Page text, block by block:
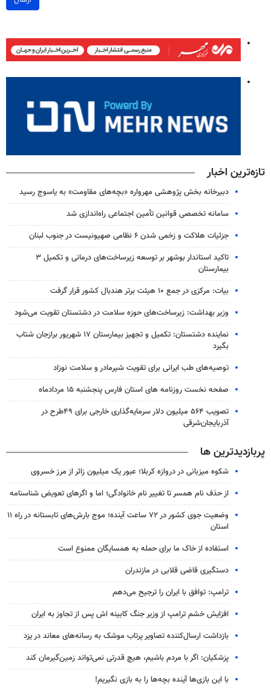
تازه‌ترین اخبار
دبیرخانه بخش پژوهشی مهرواره «بچه‌های مقاومت» به یاسوج رسید
سامانه تخصصی قوانین تأمین اجتماعی راه‌اندازی شد
جزئیات هلاکت و زخمی شدن ۶ نظامی صهیونیست در جنوب لبنان
تاکید استاندار بوشهر بر توسعه زیرساخت‌های درمانی و تکمیل ۳
بیمارستان
بیات: مرکزی در جمع ۱۰ هیئت برتر هندبال کشور قرار گرفت
وزیر بهداشت: زیرساخت‌های حوزه سلامت در دشتستان تقویت می‌شود
نماینده دشتستان: تکمیل و تجهیز بیمارستان ۱۷ شهریور برازجان شتاب
بگیرد
توصیه‌های طب ایرانی برای تقویت شیرمادر و سلامت نوزاد
صفحه نخست روزنامه های استان فارس پنجشنبه ۱۵ مردادماه
تصویب ۵۶۴ میلیون دلار سرمایه‌گذاری خارجی برای ۴۹طرح در
آذربایجان‌شرقی
پربازدیدترین ها
شکوه میزبانی در دروازه کربلا؛ عبور یک میلیون زائر از مرز خسروی
از حذف نام همسر تا تغییر نام خانوادگی؛ اما و اگرهای تعویض شناسنامه
وضعیت جوی کشور در ۷۲ ساعت آینده؛ موج بارش‌های تابستانه در راه ۱۱
استان
استفاده از خاک ما برای حمله به همسایگان ممنوع است
دستگیری قاضی قلابی در مازندران
ترامپ: توافق با ایران را ترجیح می‌دهم
افزایش خشم ترامپ از وزیر جنگ کابینه اش پس از تجاوز به ایران
بازداشت ارسال‌کننده تصاویر پرتاب موشک به رسانه‌های معاند در یزد
پزشکیان: اگر با مردم باشیم، هیچ قدرتی نمی‌تواند زمین‌گیرمان کند
با این بازی‌ها آینده بچه‌ها را به بازی نگیریم!